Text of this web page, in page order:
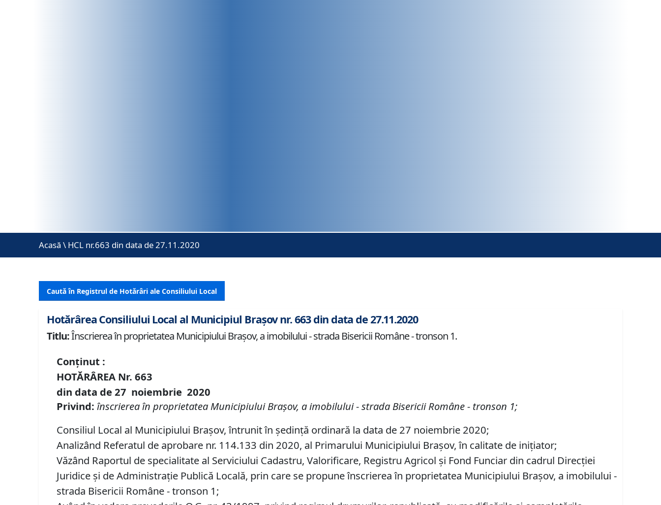
Acasă \ HCL nr.663 din data de 27.11.2020
Caută în Registrul de Hotărâri ale Consiliului Local
Hotărârea Consiliului Local al Municipiul Brașov nr. 663 din data de 27.11.2020
Titlu:Înscrierea în proprietatea Municipiului Braşov, a imobilului - strada Bisericii Române - tronson 1.
Conținut :
HOTĂRÂREA Nr. 663
din data de27 noiembrie2020
Privind: înscrierea în proprietatea Municipiului Braşov, a imobilului-strada Bisericii Române - tronson 1;
Consiliul Local al Municipiului Brașov, întrunit în ședință ordinară la data de 27 noiembrie 2020;
Analizând Referatul de aprobare nr. 114.133 din 2020, al Primarului Municipiului Brașov, în calitate de inițiator;
Văzând Raportul de specialitate al Serviciului Cadastru, Valorificare, Registru Agricol şi Fond Funciar din cadrul Direcţiei
Juridice şi de Administraţie Publică Locală, prin care se propune înscrierea în proprietatea Municipiului Braşov, a imobilului -
strada Bisericii Române - tronson 1;